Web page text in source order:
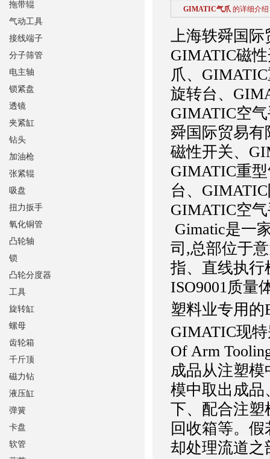
GIMATIC气爪 的详细介绍
上海轶舜国际
GIMATIC磁
爪、
旋转台、
GIMATIC空
舜国际贸易
磁性开关、
GIMATIC重
台、
GIMATIC空
Gimatic是一
司,总部位于
指、直线执行
ISO9001质量
塑料业专用
GIMATIC现
Of Arm
成品从注塑
模中取出成品
下、配合注塑
回收箱等。
却处理流道
拖带辊
气动工具
接线端子
分子筛管
电主轴
锁紧盘
透镜
夹紧缸
钻头
加油枪
张紧辊
吸盘
扭力扳手
氧化铜管
凸轮轴
锁
凸轮分度器
工具
旋转缸
螺母
齿轮箱
千斤顶
磁力钻
液压缸
弹簧
卡盘
软管